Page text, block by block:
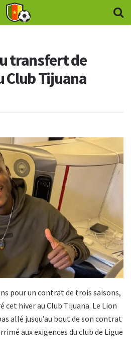
transfert de
Club Tijuana
pour un contrat de trois saisons,
cet hiver au Club Tijuana. Le Lion
allé jusqu’au bout de son contrat
aux exigences du club de Ligue